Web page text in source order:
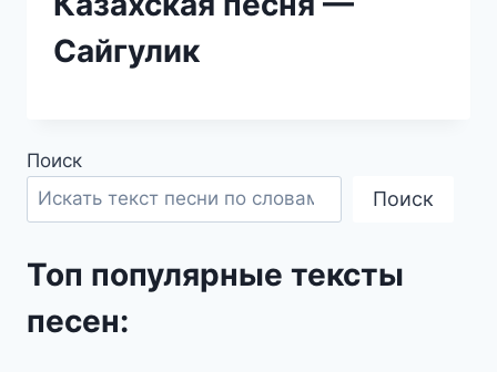
Сайгулик
Поиск
Поиск
Топ популярные тексты
песен: